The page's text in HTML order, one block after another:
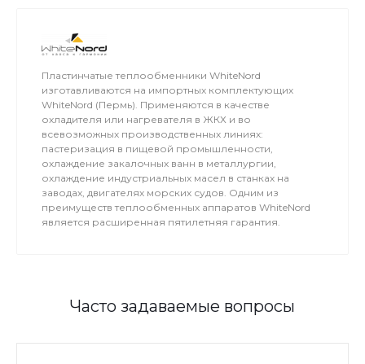
Пластинчатые теплообменники WhiteNord
изготавливаются на импортных комплектующих
WhiteNord (Пермь). Применяются в качестве
охладителя или нагревателя в ЖКХ и во
всевозможных производственных линиях:
пастеризация в пищевой промышленности,
охлаждение закалочных ванн в металлургии,
охлаждение индустриальных масел в станках на
заводах, двигателях морских судов. Одним из
преимуществ теплообменных аппаратов WhiteNord
является расширенная пятилетняя гарантия.
Часто задаваемые вопросы